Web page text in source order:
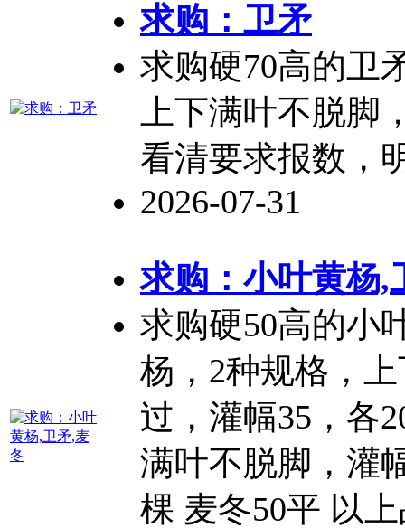
求购： 卫矛
求购硬70高的卫
上下满叶不脱脚
看清要求报数，
2026-07-31
求购：小叶黄杨,
求购硬50高的小
杨，2种规格，
过，灌幅35，各
满叶不脱脚，灌
棵 麦冬50平 以